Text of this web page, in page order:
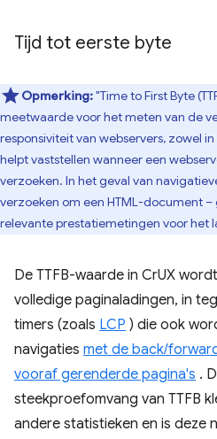
Tijd tot eerste byte
Opmerking:"Time to First Byte
meetwaarde voor het meten van de
responsiviteit van webservers, zowel
helpt vaststellen wanneer een
verzoeken. In het geval van
verzoeken om een ​​HTML-document
relevante prestatiemetingen voor het
De TTFB-waarde in CrUX
volledige paginaladingen, in
timers (zoals LCP ) die ook
navigaties met de back/
vooraf gerenderde pagina's .
steekproefomvang van TTFB
andere statistieken en is deze